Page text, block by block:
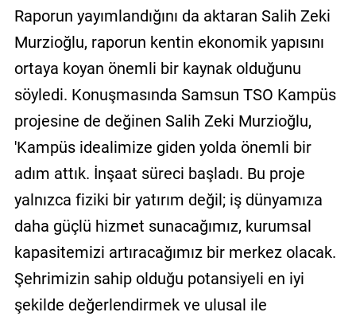
Raporun yayımlandığını da aktaran Salih Zeki
Murzioğlu, raporun kentin ekonomik yapısını
ortaya koyan önemli bir kaynak olduğunu
söyledi. Konuşmasında Samsun TSO Kampüs
projesine de değinen Salih Zeki Murzioğlu,
'Kampüs idealimize giden yolda önemli bir
adım attık. İnşaat süreci başladı. Bu proje
yalnızca fiziki bir yatırım değil; iş dünyamıza
daha güçlü hizmet sunacağımız, kurumsal
kapasitemizi artıracağımız bir merkez olacak.
Şehrimizin sahip olduğu potansiyeli en iyi
şekilde değerlendirmek ve ulusal ile